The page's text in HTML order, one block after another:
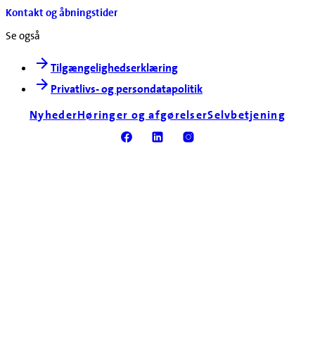
Kontakt og åbningstider
Se også
Tilgængelighedserklæring
Privatlivs- og persondatapolitik
NyhederHøringer og afgørelserSelvbetjening